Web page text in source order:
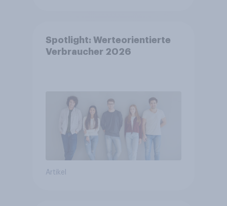
Spotlight: Werteorientierte
Verbraucher 2026
Artikel